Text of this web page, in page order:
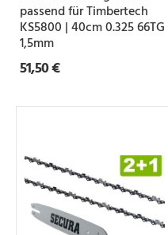
passend für Timbertech
KS5800 | 40cm 0.325 66TG
1,5mm
51,50 €
t